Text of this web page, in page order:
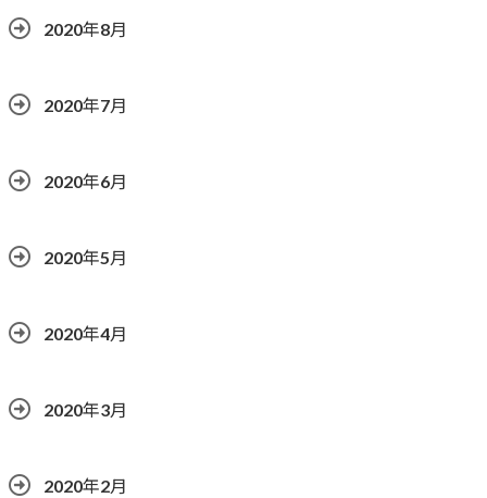
2020年8月
2020年7月
2020年6月
2020年5月
2020年4月
2020年3月
2020年2月